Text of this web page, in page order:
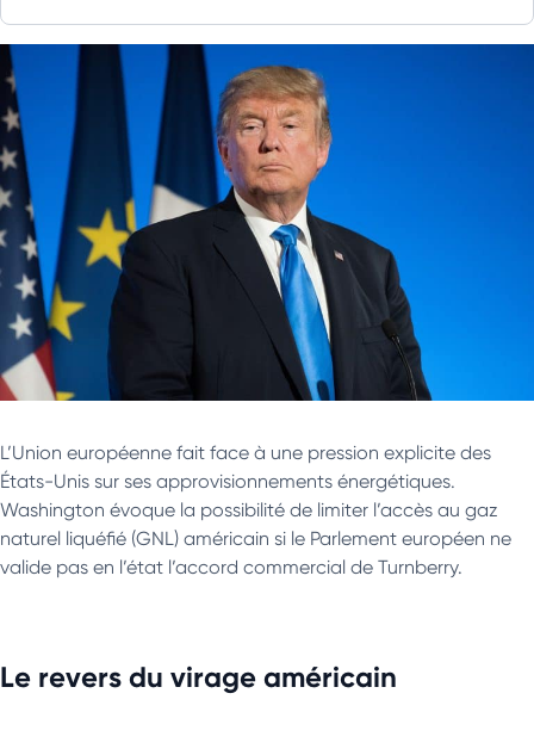
L’Union européenne fait face à une pression explicite des
États-Unis sur ses approvisionnements énergétiques.
Washington évoque la possibilité de limiter l’accès au gaz
naturel liquéfié (GNL) américain si le Parlement européen ne
valide pas en l’état l’accord commercial de Turnberry.
Le revers du virage américain